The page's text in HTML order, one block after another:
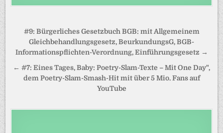
Beitragsnavigation
#9: Bürgerliches Gesetzbuch BGB: mit Allgemeinem
Gleichbehandlungsgesetz, BeurkundungsG, BGB-
Informationspflichten-Verordnung, Einführungsgesetz →
← #7: Eines Tages, Baby: Poetry-Slam-Texte – Mit One Day",
dem Poetry-Slam-Smash-Hit mit über 5 Mio. Fans auf
YouTube